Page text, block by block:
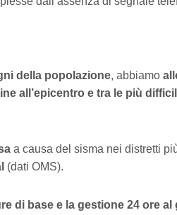
della popolazione, abbiamo
all’epicentro e tra le più
a causa del sisma nei distretti
(dati OMS).
di base e la gestione 24 ore al